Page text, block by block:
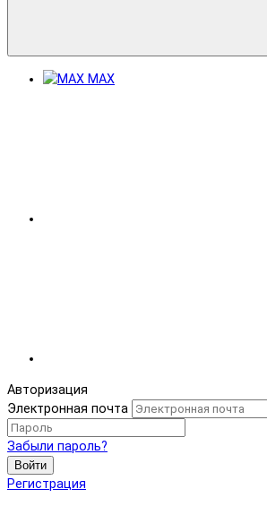
MAX
Авторизация
Электронная почта
Забыли пароль?
Войти
Регистрация